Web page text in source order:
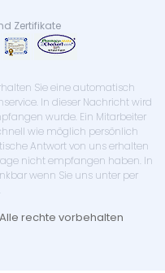
Zertifikate
Sie eine automatisch
In dieser Nachricht wird
wurde. Ein Mitarbeiter
wie möglich persönlich
Antwort von uns erhalten
nicht empfangen haben. In
wenn Sie uns unter per
rechte vorbehalten